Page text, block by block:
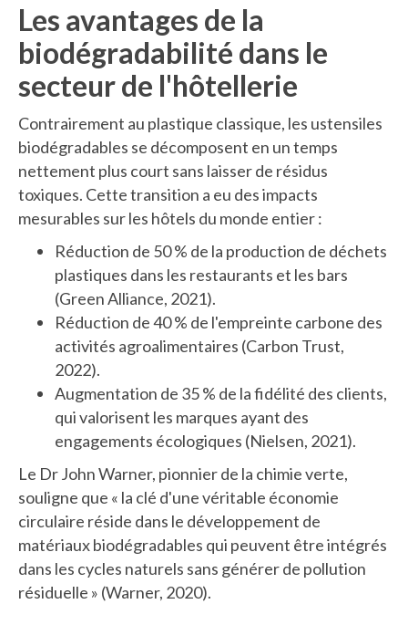
Les avantages de la
biodégradabilité dans le
secteur de l'hôtellerie
Contrairement au plastique classique, les ustensiles
biodégradables se décomposent en un temps
nettement plus court sans laisser de résidus
toxiques. Cette transition a eu des impacts
mesurables sur les hôtels du monde entier :
Réduction de 50 % de la production de déchets
plastiques dans les restaurants et les bars
(Green Alliance, 2021).
Réduction de 40 % de l'empreinte carbone des
activités agroalimentaires (Carbon Trust,
2022).
Augmentation de 35 % de la fidélité des clients,
qui valorisent les marques ayant des
engagements écologiques (Nielsen, 2021).
Le Dr John Warner, pionnier de la chimie verte,
souligne que « la clé d'une véritable économie
circulaire réside dans le développement de
matériaux biodégradables qui peuvent être intégrés
dans les cycles naturels sans générer de pollution
résiduelle » (Warner, 2020).